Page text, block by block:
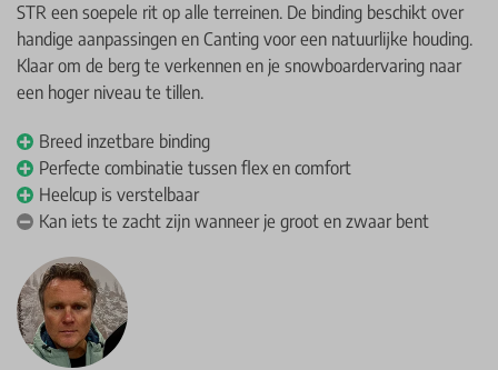
STR een soepele rit op alle terreinen. De binding beschikt over
handige aanpassingen en Canting voor een natuurlijke houding.
Klaar om de berg te verkennen en je snowboardervaring naar
een hoger niveau te tillen.
Breed inzetbare binding
Perfecte combinatie tussen flex en comfort
Heelcup is verstelbaar
Kan iets te zacht zijn wanneer je groot en zwaar bent